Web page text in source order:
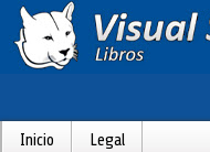
Inicio Legal